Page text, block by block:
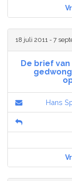
18 juli 2011 - 7
De brief
Hans